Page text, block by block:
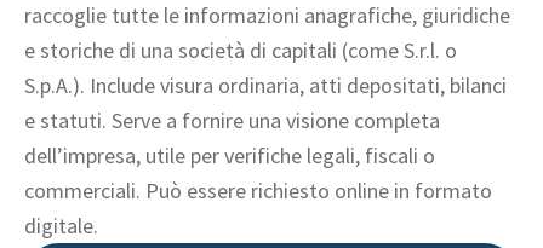
raccoglie tutte le informazioni anagrafiche, giuridiche
e storiche di una società di capitali (come S.r.l. o
S.p.A.). Include visura ordinaria, atti depositati, bilanci
e statuti. Serve a fornire una visione completa
dell’impresa, utile per verifiche legali, fiscali o
commerciali. Può essere richiesto online in formato
digitale.